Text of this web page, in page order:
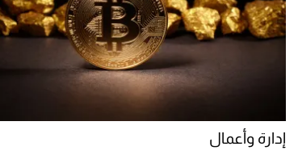
إدارة وأعمال